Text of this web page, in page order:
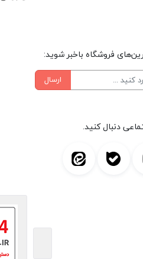
فروشگاه باخبر شوید:
ارسال
دنبال کنید.